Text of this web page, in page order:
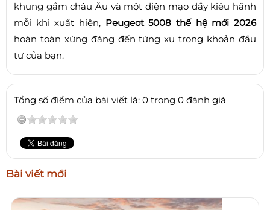
khung gầm châu Âu và một diện mạo đầy kiêu hãnh
mỗi khi xuất hiện, Peugeot 5008 thế hệ mới 2026
hoàn toàn xứng đáng đến từng xu trong khoản đầu
tư của bạn.
Tổng số điểm của bài viết là: 0 trong 0 đánh giá
Bài viết mới